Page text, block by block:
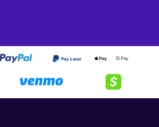
includes a story campaign
title stands out for its design
features of the world by
them;